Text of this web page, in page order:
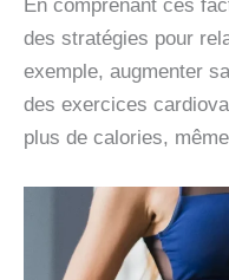
En comprenant ces
des stratégies pour
exemple, augmenter
des exercices
plus de calories,